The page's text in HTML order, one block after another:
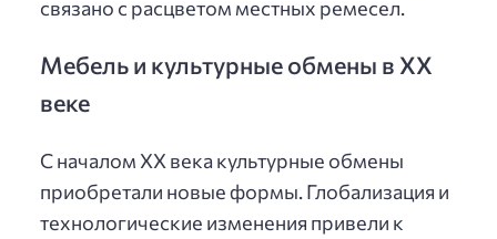
связано с расцветом местных ремесел.
Мебель и культурные обмены в ХХ
веке
С началом ХХ века культурные обмены
приобретали новые формы. Глобализация и
технологические изменения привели к